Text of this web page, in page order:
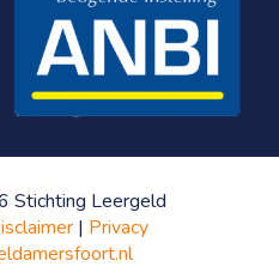
Stichting Leergeld
| Privacy